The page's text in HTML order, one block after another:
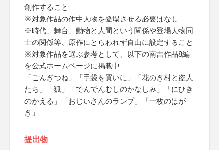
創作すること
※対象作品の作中人物を登場させる必要はなし
※時代、舞台、動物と人間という関係や登場人物同
士の関係等、原作にとらわれず自由に設定すること
※対象作品を選ぶ参考として、以下の南吉作品8編
を公式ホームページに掲載中
「ごんぎつね」「手袋を買いに」「花のき村と盗人
たち」「狐」「でんでんむしのかなしみ」「にひき
のかえる」「おじいさんのランプ」「一枚のはが
き」
提出物